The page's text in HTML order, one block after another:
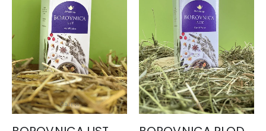
ČAJEVI ČAJEVI